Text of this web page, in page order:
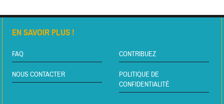
EN SAVOIR PLUS !
FAQ CONTRIBUEZ
NOUS CONTACTER
POLITIQUE DE
CONFIDENTIALITÉ